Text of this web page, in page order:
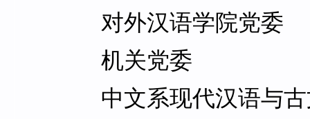
对外汉语学院党委
机关党委
中文系现代汉语与古